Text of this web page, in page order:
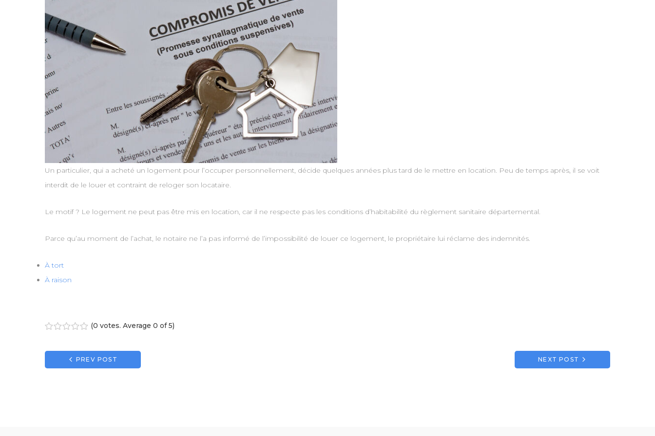
Un particulier, qui a acheté un logement pour l’occuper personnellement, décide quelques années plus tard de le mettre en location. Peu de temps après, il se voit
interdit de le louer et contraint de reloger son locataire.
Le motif ? Le logement ne peut pas être mis en location, car il ne respecte pas les conditions d’habitabilité du règlement sanitaire départemental.
Parce qu’au moment de l’achat, le notaire ne l’a pas informé de l’impossibilité de louer ce logement, le propriétaire lui réclame des indemnités.
À tort
À raison
(0 votes. Average 0 of 5)
Navigation
PREV POST NEXT POST